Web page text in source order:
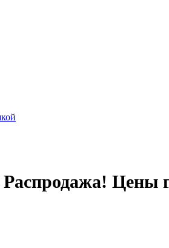
Распродажа! Цены